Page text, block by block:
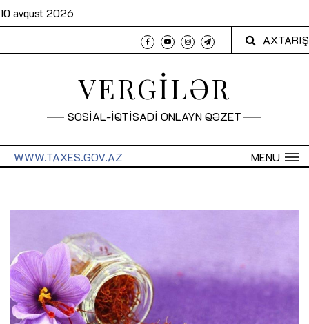
10 avqust 2026
AXTARIŞ
VERGİLƏR
SOSİAL-İQTİSADİ ONLAYN QƏZET
MENU
WWW.TAXES.GOV.AZ